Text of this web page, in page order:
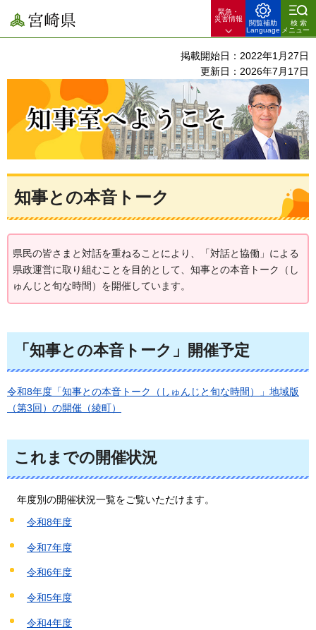
宮崎県
緊急・
災害情報
閲覧補助
Language
検索
メニュー
掲載開始日：2022年1月27日
更新日：2026年7月17日
知事との本音トーク
県民の皆さまと対話を重ねることにより、「対話と協働」による
県政運営に取り組むことを目的として、知事との本音トーク（し
ゅんじと旬な時間）を開催しています。
「知事との本音トーク」開催予定
令和8年度「知事との本音トーク（しゅんじと旬な時間）」地域版
（第3回）の開催（綾町）
これまでの開催状況
年度別の開催状況一覧をご覧いただけます。
令和8年度
令和7年度
令和6年度
令和5年度
令和4年度